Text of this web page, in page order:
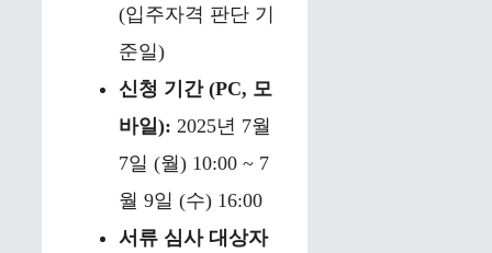
(입주자격 판단 기
준일)
신청 기간 (PC, 모
바일): 2025년 7월
7일 (월) 10:00 ~ 7
월 9일 (수) 16:00
서류 심사 대상자